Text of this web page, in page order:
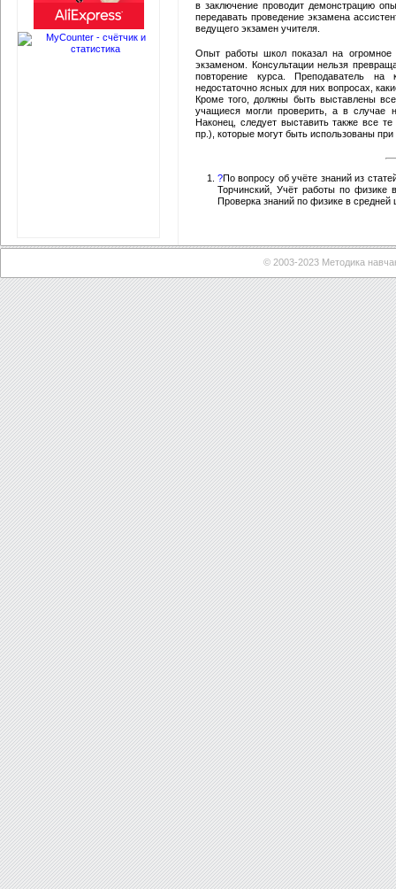
в заключение проводит демонстрацию
передавать проведение экзамена
ведущего экзамен учителя.
Опыт работы школ показал на огромное
экзаменом. Консультации нельзя
повторение курса. Преподаватель на
недостаточно ясных для них вопросах,
Кроме того, должны быть выставлены
учащиеся могли проверить, а в случае
Наконец, следует выставить также все
пр.), которые могут быть использованы
?По вопросу об учёте знаний из
Торчинский, Учёт работы по
Проверка знаний по физике в
© 2003-2023 Методика